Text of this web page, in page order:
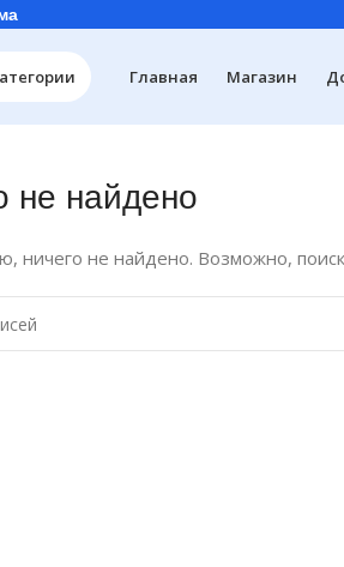
Главная Магазин
не найдено
ничего не найдено. Возможно,